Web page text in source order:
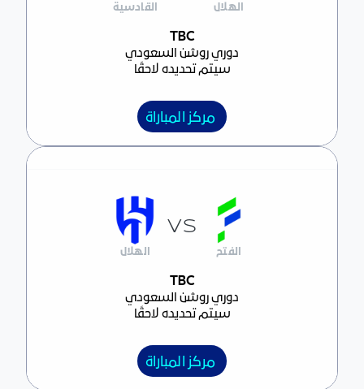
مركز المباراةTBC
دوري روشن السعودي
سيتم تحديده لاحقًا
الهلال القادسية
مركز المباراة
مركز المباراةTBC
دوري روشن السعودي
سيتم تحديده لاحقًا
الفتح
VS
الهلال
مركز المباراة